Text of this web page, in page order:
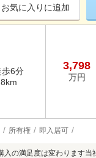
お気に入りに追加
歩6分
3,798
万円
所有権 即入居可
入の満足度は変わります